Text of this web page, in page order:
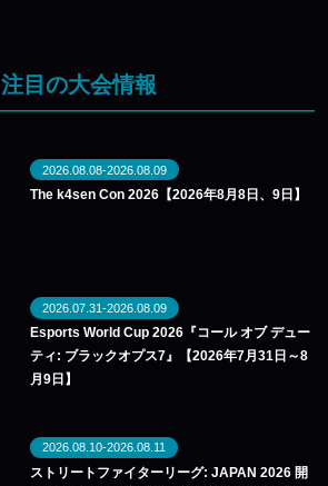
注目の大会情報
2026.08.08-2026.08.09
The k4sen Con 2026【2026年8月8日、9日】
2026.07.31-2026.08.09
Esports World Cup 2026『コール オブ デュー
ティ: ブラックオプス7』【2026年7月31日～8
月9日】
2026.08.10-2026.08.11
ストリートファイターリーグ: JAPAN 2026 開